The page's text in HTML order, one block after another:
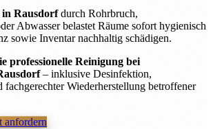
in Rausdorfdurch Rohrbruch,
Abwasser belastet Räume sofort hygienisch
sowie Inventar nachhaltig schädigen.
professionelle Reinigung bei
– inklusive Desinfektion,
fachgerechter Wiederherstellung betroffener
anfordern